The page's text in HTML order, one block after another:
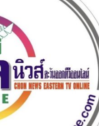
มั่นคง
ของ
มนุษย์
เพื่อ
ขับ
เคลื่อน
ภารกิจ
ของ